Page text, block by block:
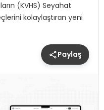
(KVHS) Seyahat
kolaylaştıran yeni
Paylaş